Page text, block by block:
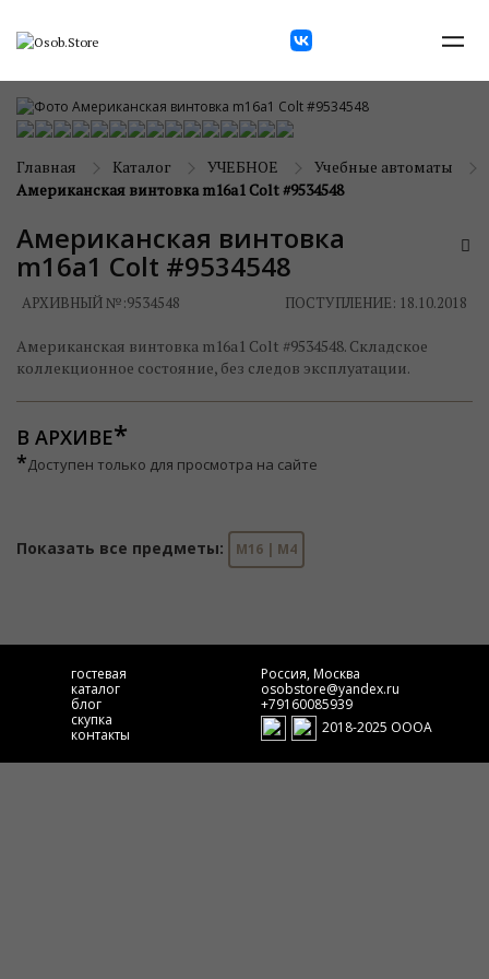
Главная Каталог УЧЕБНОЕ
Учебные автоматы
Американская винтовка m16a1 Colt #9534548
Американская винтовка
m16a1 Colt #9534548
АРХИВНЫЙ №:9534548 ПОСТУПЛЕНИЕ: 18.10.2018
Американская винтовка m16a1 Colt #9534548. Складское
коллекционное состояние, без следов эксплуатации.
В АРХИВЕ
*Доступен только для просмотра на сайте
Показать все предметы: M16 | M4
гостевая
каталог
блог
скупка
контакты
Россия, Москва
osobstore@yandex.ru
+79160085939
2018-2025 ОООА